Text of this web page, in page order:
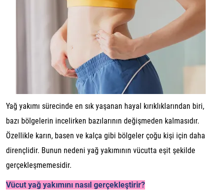
Yağ yakımı sürecinde en sık yaşanan hayal kırıklıklarından biri,
bazı bölgelerin incelirken bazılarının değişmeden kalmasıdır.
Özellikle karın, basen ve kalça gibi bölgeler çoğu kişi için daha
dirençlidir. Bunun nedeni yağ yakımının vücutta eşit şekilde
gerçekleşmemesidir.
Vücut yağ yakımını nasıl gerçekleştirir?